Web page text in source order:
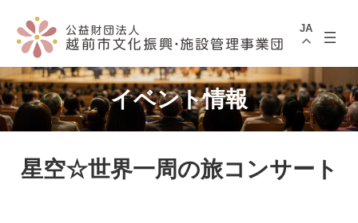
へ
ス
キ
ッ
プ
ョ
ン
に
移
動
JA
イベント情報
星空☆世界一周の旅コンサート